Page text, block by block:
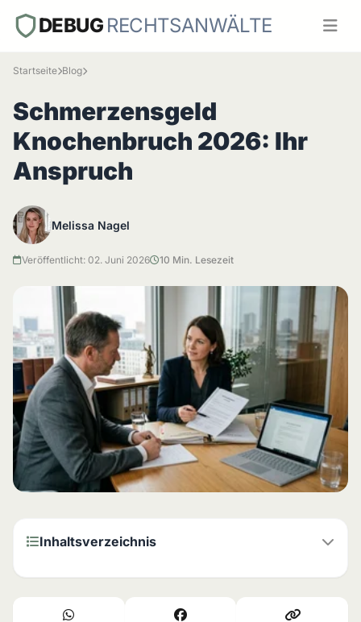
DEBUG RECHTSANWÄLTE
Startseite Blog
Schmerzensgeld
Knochenbruch 2026: Ihr
Anspruch
Melissa Nagel
Veröffentlicht: 02. Juni 2026 10 Min. Lesezeit
Inhaltsverzeichnis
⚖️ Was genau ist Schmerzensgeld und warum gibt es